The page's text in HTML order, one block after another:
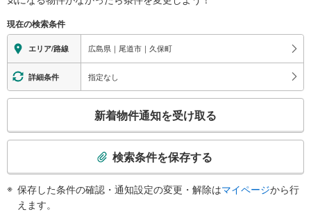
現在の検索条件
エリア/路線 広島県｜尾道市｜久保町
詳細条件 指定なし
検
新着物件通知を受け取る
検索条件を保存する
保存した条件の確認・通知設定の変更・解除はマイページから行
えます。